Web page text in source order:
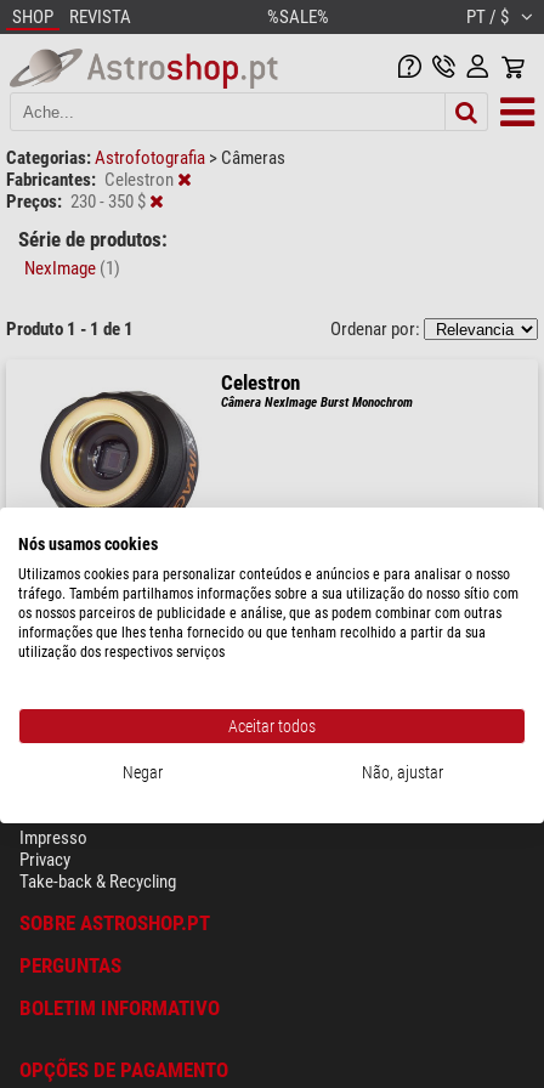
SHOP REVISTA %SALE% PT / $
Categorias:Astrofotografia > Câmeras
Fabricantes: Celestron
Preços: 230 - 350 $
Série de produtos:
NexImage (1)
Produto 1 - 1 de 1 Ordenar por:
Celestron
Câmera NexImage Burst Monochrom
Impresso
Privacy
Take-back & Recycling
SOBRE ASTROSHOP.PT
PERGUNTAS
BOLETIM INFORMATIVO
OPÇÕES DE PAGAMENTO
Nós usamos cookies
Utilizamos cookies para personalizar conteúdos e anúncios e para analisar o nosso
tráfego. Também partilhamos informações sobre a sua utilização do nosso sítio com
os nossos parceiros de publicidade e análise, que as podem combinar com outras
informações que lhes tenha fornecido ou que tenham recolhido a partir da sua
utilização dos respectivos serviços
Aceitar todos
Negar Não, ajustar